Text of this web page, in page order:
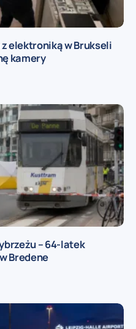
elektroniką w Brukseli
kamery
– 64-latek
Bredene